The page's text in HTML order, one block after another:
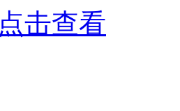
点击查看